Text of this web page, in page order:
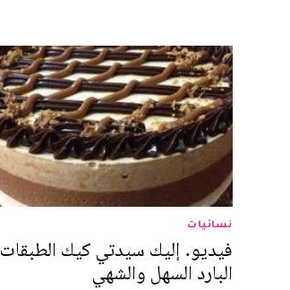
نسائيات
فيديو. إليك سيدتي كيك الطبقات
البارد السهل والشهي